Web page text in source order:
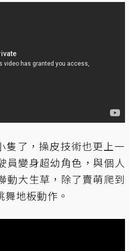
隻了，操皮技術也更上一
員變身超幼角色，與個人
動大生草，除了賣萌爬到
地板動作。